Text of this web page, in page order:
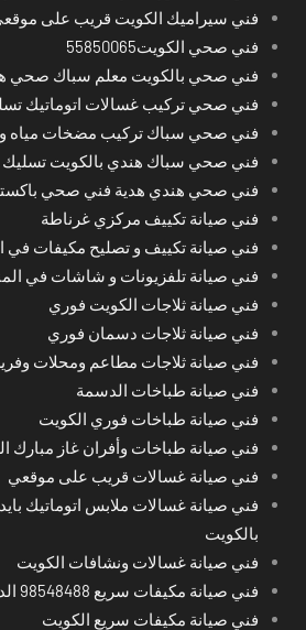
فني سيراميك الكويت قريب على
فني صحي الكويت55850065
فني صحي بالكويت معلم سباك صحي
فني صحي تركيب غسالات اتوماتيك
فني صحي سباك تركيب مضخات مياه و
فني صحي سباك هندي بالكويت
فني صحي هندي هدية فني صحي
فني صيانة تكييف مركزي غرناطة
فني صيانة تكييف و تصليح مكيفات في
فني صيانة تلفزيونات و شاشات في
فني صيانة ثلاجات الكويت فوري
فني صيانة ثلاجات دسمان فوري
فني صيانة ثلاجات مطاعم ومحلات
فني صيانة طباخات الدسمة
فني صيانة طباخات فوري الكويت
فني صيانة طباخات وأفران غاز مبارك
فني صيانة غسالات قريب على موقعي
فني صيانة غسالات ملابس اتوماتيك
بالكويت
فني صيانة غسالات ونشافات الكويت
فني صيانة مكيفات سريع 98548488 الدسمة
فني صيانة مكيفات سريع الكويت